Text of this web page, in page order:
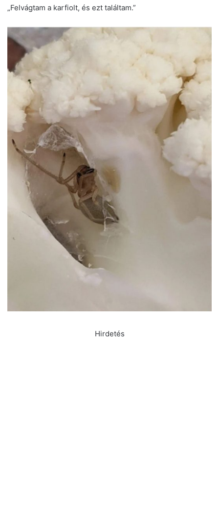
„Felvágtam a karfiolt, és ezt találtam.”
Hirdetés